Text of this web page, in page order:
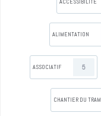
ALIMENTATION
ASSOCIATIF 5
CHANTIER DU TRAM